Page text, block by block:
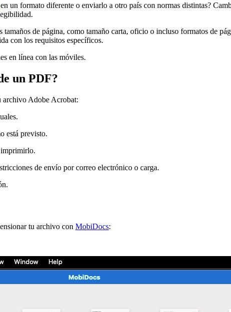
en un formato diferente o enviarlo a otro país con normas distintas?
de página, como tamaño carta, oficio o incluso formatos de
con los requisitos específicos.
en línea con las móviles.
un PDF?
archivo Adobe Acrobat:
está previsto.
imprimirlo.
de envío por correo electrónico o carga.
tu archivo con MobiDocs: